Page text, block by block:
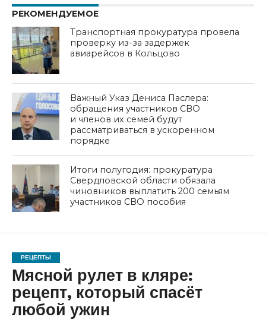
РЕКОМЕНДУЕМОЕ
Транспортная прокуратура провела
проверку из-за задержек
авиарейсов в Кольцово
Важный Указ Дениса Паслера:
обращения участников СВО
и членов их семей будут
рассматриваться в ускоренном
порядке
Итоги полугодия: прокуратура
Свердловской области обязала
чиновников выплатить 200 семьям
участников СВО пособия
РЕЦЕПТЫ
Мясной рулет в кляре:
рецепт, который спасёт
любой ужин